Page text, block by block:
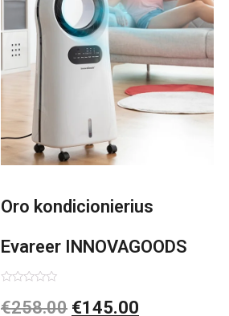
Oro kondicionierius
Evareer INNOVAGOODS
90W mobilus, garinamasis,
0
iš
€258.00 €145.00